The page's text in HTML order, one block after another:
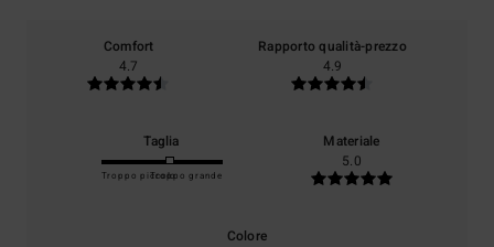
Comfort
4.7
Rapporto qualità-prezzo
4.9
Taglia
Troppo piccoloTroppo grande
Materiale
5.0
Colore